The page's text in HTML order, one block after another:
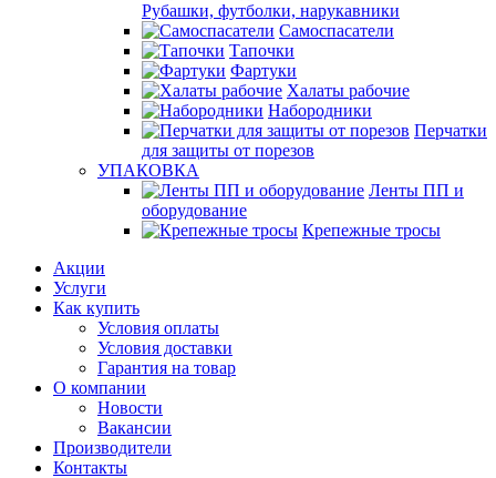
Рубашки, футболки, нарукавники
Самоспасатели
Тапочки
Фартуки
Халаты рабочие
Набородники
Перчатки
для защиты от порезов
УПАКОВКА
Ленты ПП и
оборудование
Крепежные тросы
Акции
Услуги
Как купить
Условия оплаты
Условия доставки
Гарантия на товар
О компании
Новости
Вакансии
Производители
Контакты